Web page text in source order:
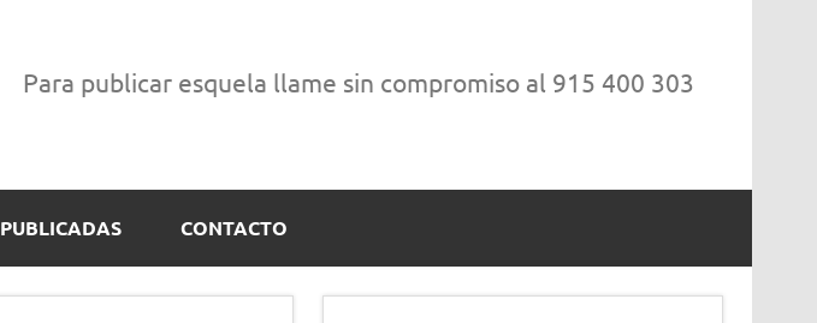
Para publicar esquela llame sin compromiso al 915 400 303
CONTACTO